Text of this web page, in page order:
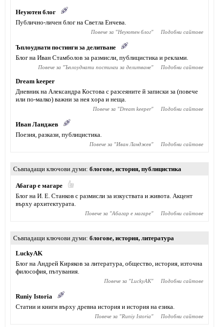
Неуютен блог
Публично-личен блог на Светла Енчева.
Повече за "Неуютен блог" Подобни сайтове
Ъплоуднати постинги за делитване
Блог на Иван Стамболов за размисли, публицистика и реклами.
Повече за "Ъплоуднати постинги за делитване" Подобни сайтове
Dream keeper
Дневник на Александра Костова с разсеяните й записки за (повече
или по-малко) важни за нея хора и неща.
Повече за "Dream keeper" Подобни сайтове
Иван Ланджев
Поезия, разкази, публицистика.
Повече за "Иван Ланджев" Подобни сайтове
Съвпадащи ключови думи блогове, история, публицистика
Абагар е магаре
Блог на И. Е. Станков с размисли за изкуствата и живота. Акцент
върху архитектурата.
Повече за "Абагар е магаре" Подобни сайтове
Съвпадащи ключови думи блогове, история, литература
LuckyAK
Блог на Андрей Киряков за литература, общество, история, източна
философия, пътувания.
Повече за "LuckyAK" Подобни сайтове
Runiy Istoria
Статии и книги върху древна история и история на езика.
Повече за "Runiy Istoria" Подобни сайтове